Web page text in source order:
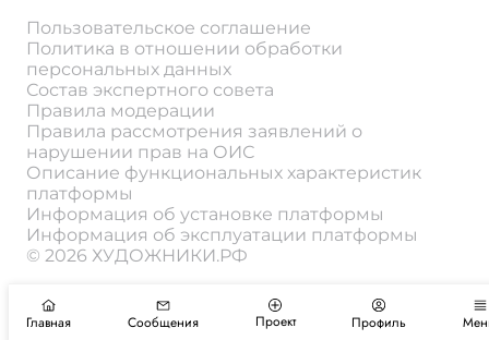
Пользовательское соглашение
Политика в отношении обработки
персональных данных
Состав экспертного совета
Правила модерации
Правила рассмотрения заявлений о
нарушении прав на ОИС
Описание функциональных характеристик
платформы
Информация об установке платформы
Информация об эксплуатации платформы
© 2026 ХУДОЖНИКИ.РФ
Главная Сообщения Проект Профиль